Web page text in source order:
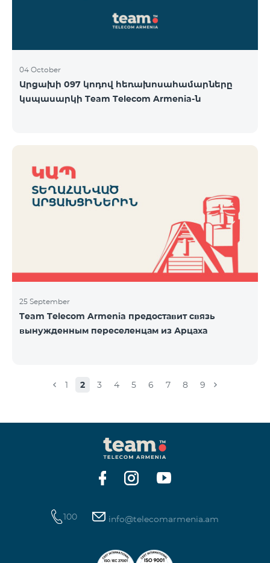
04 October
Արցախի 097 կոդով հեռախոսահամարները
կսպասարկի Team Telecom Armenia-ն
25 September
Team Telecom Armenia предоставит связь
вынужденным переселенцам из Арцаха
1 2 3 4 5 6 7 8 9
100 info@telecomarmenia.am